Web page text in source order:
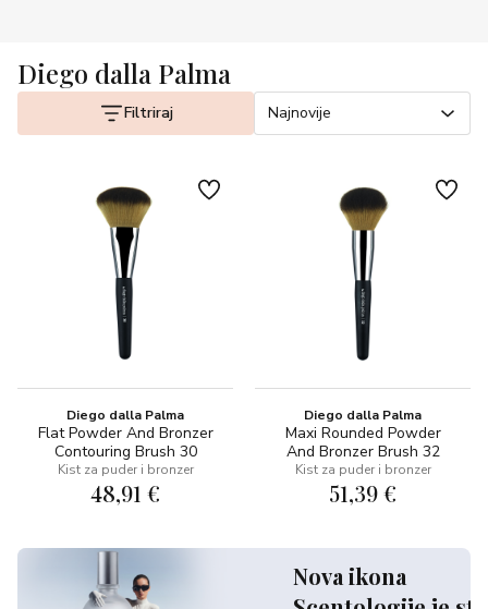
Diego dalla Palma
Filtriraj Najnovije
Diego dalla Palma
Flat Powder And Bronzer
Contouring Brush 30
Kist za puder i bronzer
48,91 €
Diego dalla Palma
Maxi Rounded Powder
And Bronzer Brush 32
Kist za puder i bronzer
51,39 €
Nova ikona